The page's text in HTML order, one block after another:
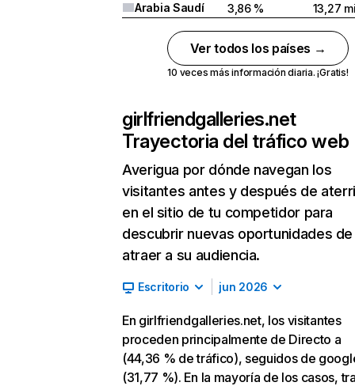
Arabia Saudí
3,86 % 13,27
Ver todos los países →
10 veces más información diaria. ¡Gratis!
girlfriendgalleries.net
Trayectoria del tráfico web
Averigua por dónde navegan los
visitantes antes y después de
en el sitio de tu competidor para
descubrir nuevas oportunidades de
atraer a su audiencia.
Escritorio jun 2026
En girlfriendgalleries.net, los visitantes
proceden principalmente de Directo a
(44,36 % de tráfico), seguidos de
(31,77 %). En la mayoría de los casos,